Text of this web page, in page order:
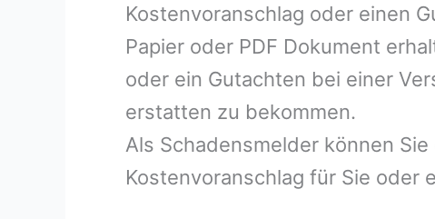
Kostenvoranschlag oder einen
Papier oder PDF Dokument
oder ein Gutachten bei einer
erstatten zu bekommen.
Als Schadensmelder können
Kostenvoranschlag für Sie oder